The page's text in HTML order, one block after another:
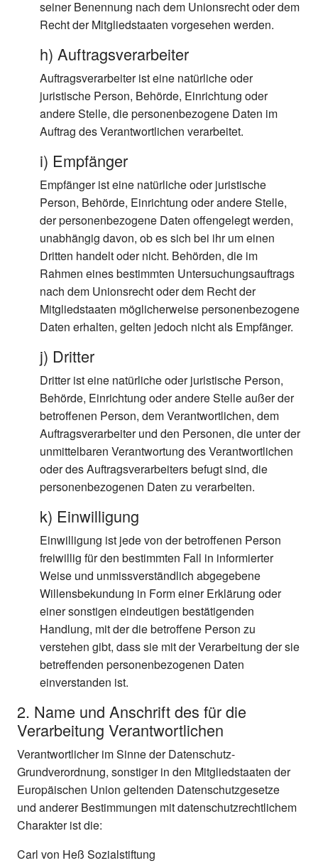
seiner Benennung nach dem Unionsrecht oder dem
Recht der Mitgliedstaaten vorgesehen werden.
h) Auftragsverarbeiter
Auftragsverarbeiter ist eine natürliche oder
juristische Person, Behörde, Einrichtung oder
andere Stelle, die personenbezogene Daten im
Auftrag des Verantwortlichen verarbeitet.
i) Empfänger
Empfänger ist eine natürliche oder juristische
Person, Behörde, Einrichtung oder andere Stelle,
der personenbezogene Daten offengelegt werden,
unabhängig davon, ob es sich bei ihr um einen
Dritten handelt oder nicht. Behörden, die im
Rahmen eines bestimmten Untersuchungsauftrags
nach dem Unionsrecht oder dem Recht der
Mitgliedstaaten möglicherweise personenbezogene
Daten erhalten, gelten jedoch nicht als Empfänger.
j) Dritter
Dritter ist eine natürliche oder juristische Person,
Behörde, Einrichtung oder andere Stelle außer der
betroffenen Person, dem Verantwortlichen, dem
Auftragsverarbeiter und den Personen, die unter der
unmittelbaren Verantwortung des Verantwortlichen
oder des Auftragsverarbeiters befugt sind, die
personenbezogenen Daten zu verarbeiten.
k) Einwilligung
Einwilligung ist jede von der betroffenen Person
freiwillig für den bestimmten Fall in informierter
Weise und unmissverständlich abgegebene
Willensbekundung in Form einer Erklärung oder
einer sonstigen eindeutigen bestätigenden
Handlung, mit der die betroffene Person zu
verstehen gibt, dass sie mit der Verarbeitung der sie
betreffenden personenbezogenen Daten
einverstanden ist.
2. Name und Anschrift des für die
Verarbeitung Verantwortlichen
Verantwortlicher im Sinne der Datenschutz-
Grundverordnung, sonstiger in den Mitgliedstaaten der
Europäischen Union geltenden Datenschutzgesetze
und anderer Bestimmungen mit datenschutzrechtlichem
Charakter ist die:
Carl von Heß Sozialstiftung